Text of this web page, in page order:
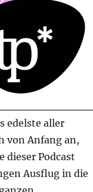
edelste aller
von Anfang an,
dieser Podcast
Ausflug in die